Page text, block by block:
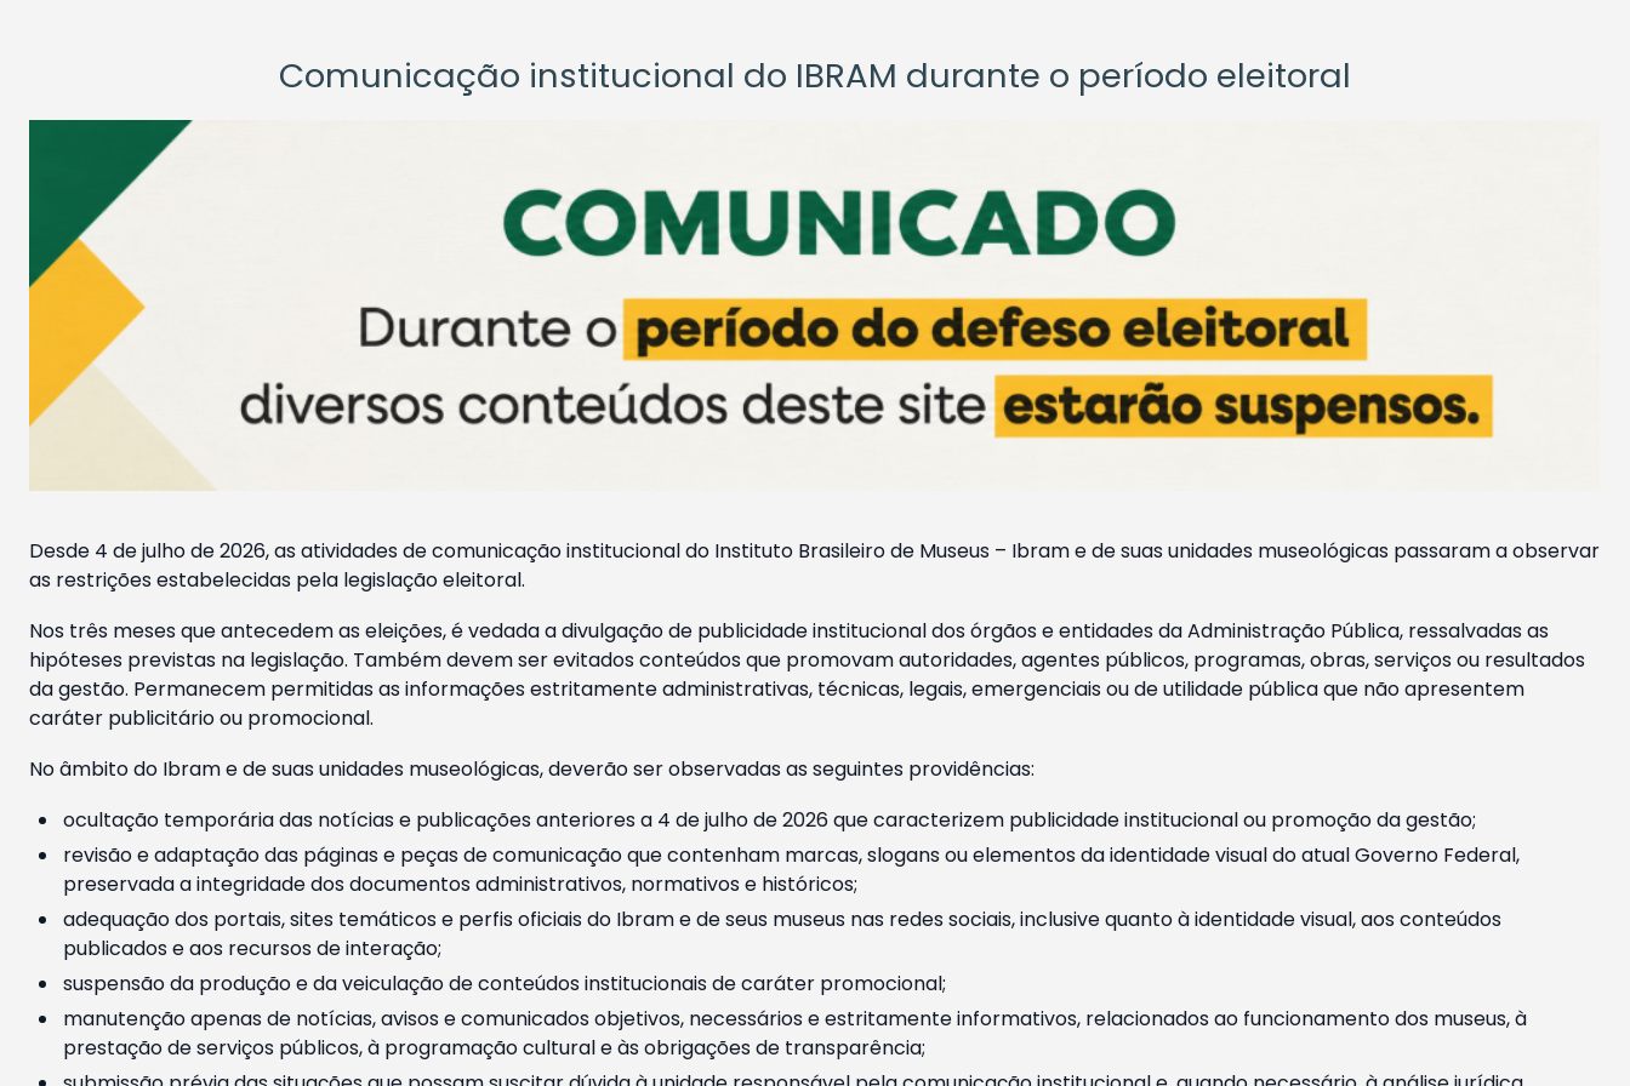
Comunicação institucional do IBRAM durante o período eleitoral
Desde 4 de julho de 2026, as atividades de comunicação institucional do Instituto Brasileiro de Museus – Ibram e de suas unidades museológicas passaram a observar
as restrições estabelecidas pela legislação eleitoral.
Nos três meses que antecedem as eleições, é vedada a divulgação de publicidade institucional dos órgãos e entidades da Administração Pública, ressalvadas as
hipóteses previstas na legislação. Também devem ser evitados conteúdos que promovam autoridades, agentes públicos, programas, obras, serviços ou resultados
da gestão. Permanecem permitidas as informações estritamente administrativas, técnicas, legais, emergenciais ou de utilidade pública que não apresentem
caráter publicitário ou promocional.
No âmbito do Ibram e de suas unidades museológicas, deverão ser observadas as seguintes providências:
ocultação temporária das notícias e publicações anteriores a 4 de julho de 2026 que caracterizem publicidade institucional ou promoção da gestão;
revisão e adaptação das páginas e peças de comunicação que contenham marcas, slogans ou elementos da identidade visual do atual Governo Federal,
preservada a integridade dos documentos administrativos, normativos e históricos;
adequação dos portais, sites temáticos e perfis oficiais do Ibram e de seus museus nas redes sociais, inclusive quanto à identidade visual, aos conteúdos
publicados e aos recursos de interação;
suspensão da produção e da veiculação de conteúdos institucionais de caráter promocional;
manutenção apenas de notícias, avisos e comunicados objetivos, necessários e estritamente informativos, relacionados ao funcionamento dos museus, à
prestação de serviços públicos, à programação cultural e às obrigações de transparência;